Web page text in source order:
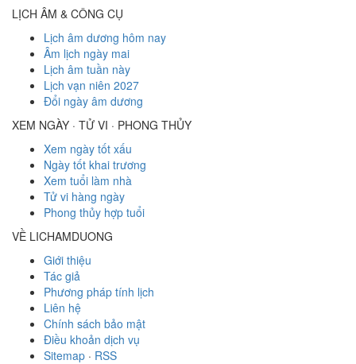
LỊCH ÂM & CÔNG CỤ
Lịch âm dương hôm nay
Âm lịch ngày mai
Lịch âm tuần này
Lịch vạn niên 2027
Đổi ngày âm dương
XEM NGÀY · TỬ VI · PHONG THỦY
Xem ngày tốt xấu
Ngày tốt khai trương
Xem tuổi làm nhà
Tử vi hàng ngày
Phong thủy hợp tuổi
VỀ LICHAMDUONG
Giới thiệu
Tác giả
Phương pháp tính lịch
Liên hệ
Chính sách bảo mật
Điều khoản dịch vụ
Sitemap · RSS